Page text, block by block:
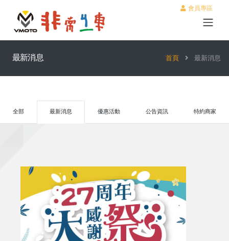
會員專區
最新消息 首頁 最新消息
全部 最新消息 優惠活動 公告資訊 特約商家